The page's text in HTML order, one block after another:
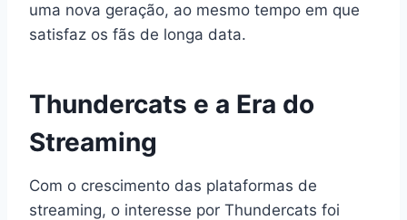
uma nova geração, ao mesmo tempo em que
satisfaz os fãs de longa data.
Thundercats e a Era do
Streaming
Com o crescimento das plataformas de
streaming, o interesse por Thundercats foi